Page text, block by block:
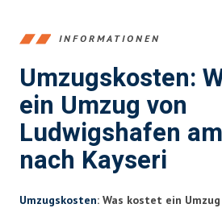
INFORMATIONEN
Umzugskosten:
ein Umzug von
Ludwigshafen
nach Kayseri
Umzugskosten: Was kostet ein